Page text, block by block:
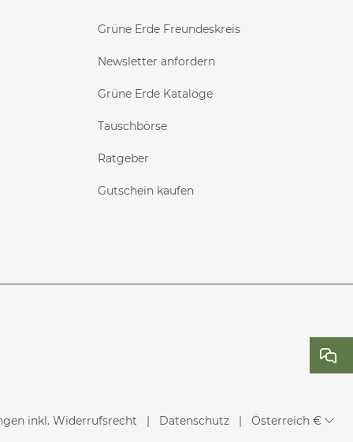
Grüne Erde Freundeskreis
Newsletter anfordern
Grüne Erde Kataloge
Tauschbörse
Ratgeber
Gutschein kaufen
inkl. Widerrufsrecht Datenschutz Österreich €